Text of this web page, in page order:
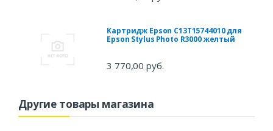
Картридж Epson C13T15744010 для
Epson Stylus Photo R3000 желтый
3 770,00 руб.
Другие товары магазина